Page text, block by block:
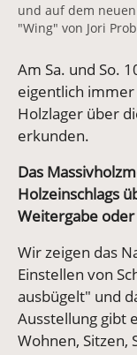
und auf dem neuen
"Wing" von Jori
Am Sa. und So.
eigentlich immer
Holzlager über
erkunden.
Das
Holzeinschlags
Weitergabe
Wir zeigen das
Einstellen von
ausbügelt" und
Ausstellung gibt
Wohnen, Sitzen,